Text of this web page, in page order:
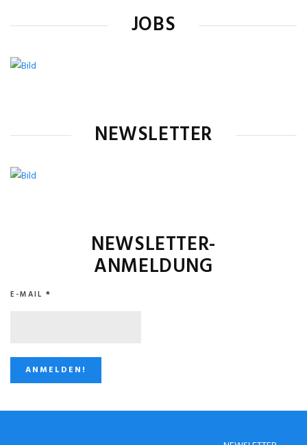
JOBS
NEWSLETTER
NEWSLETTER-
ANMELDUNG
E-MAIL *